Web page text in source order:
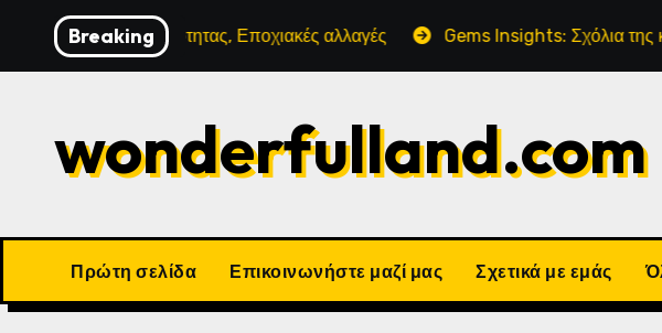
content
Breaking
Κοινότητας, Εποχιακές αλλαγές Gems Insights: Σχόλια της
wonderfulland.com
Πρώτη σελίδα Επικοινωνήστε μαζί μας Σχετικά με εμάς